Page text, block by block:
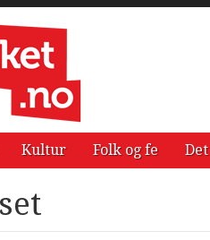
Kultur Folk og fe